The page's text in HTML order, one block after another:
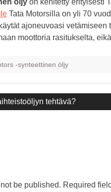
Tata Motorsilla on yli 70
ajoneuvoasi
moottoria rasitukselta,
-synteettinen öljy
tehtävä?
be published. Required